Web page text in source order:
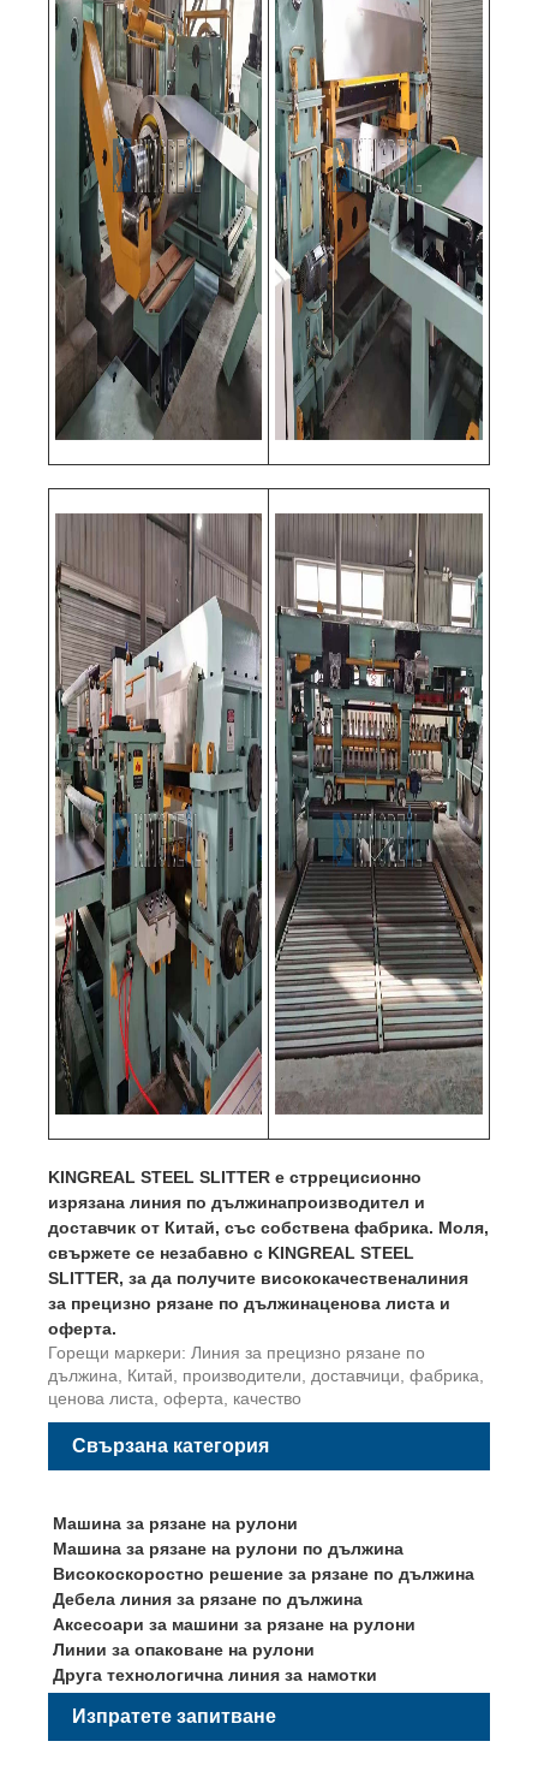
KINGREAL STEEL SLITTER е стррецисионно
изрязана линия по дължинапроизводител и
доставчик от Китай, със собствена фабрика. Моля,
свържете се незабавно с KINGREAL STEEL
SLITTER, за да получите висококачественалиния
за прецизно рязане по дължинаценова листа и
оферта.
Горещи маркери: Линия за прецизно рязане по
дължина, Китай, производители, доставчици, фабрика,
ценова листа, оферта, качество
Свързана категория
Машина за рязане на рулони
Машина за рязане на рулони по дължина
Високоскоростно решение за рязане по дължина
Дебела линия за рязане по дължина
Аксесоари за машини за рязане на рулони
Линии за опаковане на рулони
Друга технологична линия за намотки
Изпратете запитване